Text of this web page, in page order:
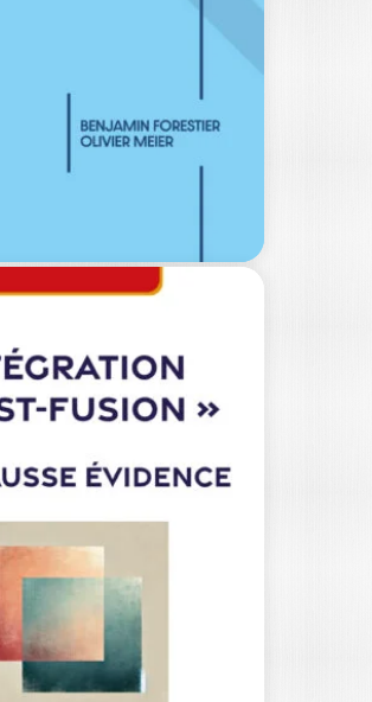
DÉFIS…
économiques, révolution
LIVRE
LA…
|